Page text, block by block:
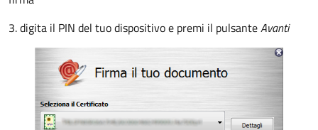
3. digita il PIN del tuo dispositivo e premi il pulsanteAvanti